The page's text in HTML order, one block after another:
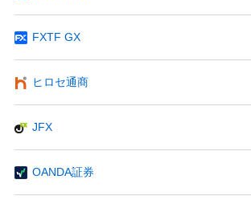
FXTF GX
ヒロセ通商
JFX
OANDA証券